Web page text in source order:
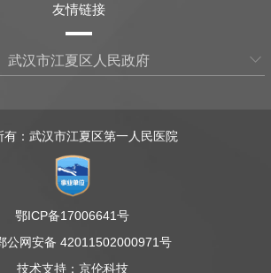
友情链接
武汉市江夏区人民政府
有：武汉市江夏区第一人民医院
鄂ICP备17006641号
公网安备 42011502000971号
技术支持： 京伦科技